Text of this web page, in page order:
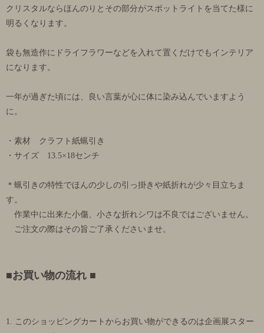
クリスタルならほんのりとその部分がスポットライトを当てた様に
明るくなります。
袋も無造作にドライフラワーなどを入れて置くだけでもインテリア
になります。
一年が過ぎた頃には、良い言葉が心に体に染み込んでいますよう
に。
・素材 クラフト紙蝋引き
・サイズ 13.5×18センチ
＊蝋引きの特性でほんの少しの引っ掛きや紙折れが少々目立ちま
す。
作業中に出来た小傷、小さな折れシワは不良ではございません。
ご注文の際はその旨ご了承くださいませ。
■お買い物の流れ ■
1. このショッピングカートからお買い物ができるのは企画展スター